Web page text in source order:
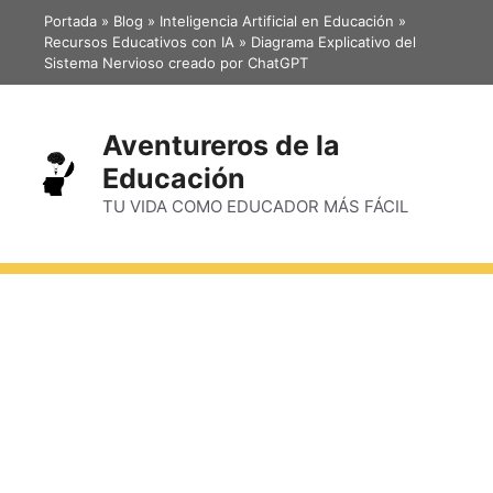
Portada » Blog » Inteligencia Artificial en Educación »
Recursos Educativos con IA » Diagrama Explicativo del
Sistema Nervioso creado por ChatGPT
Aventureros de la
Educación
TU VIDA COMO EDUCADOR MÁS FÁCIL